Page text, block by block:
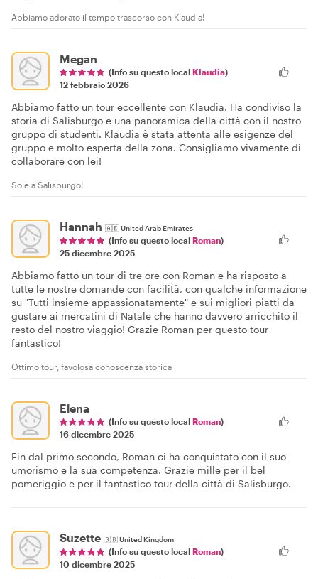
Abbiamo adorato il tempo trascorso con Klaudia!
Megan
(Info su questo local Klaudia)
12 febbraio 2026
Abbiamo fatto un tour eccellente con Klaudia. Ha condiviso la
storia di Salisburgo e una panoramica della città con il nostro
gruppo di studenti. Klaudia è stata attenta alle esigenze del
gruppo e molto esperta della zona. Consigliamo vivamente di
collaborare con lei!
Sole a Salisburgo!
Hannah 🇦🇪United Arab Emirates
(Info su questo local Roman)
25 dicembre 2025
Abbiamo fatto un tour di tre ore con Roman e ha risposto a
tutte le nostre domande con facilità, con qualche informazione
su "Tutti insieme appassionatamente" e sui migliori piatti da
gustare ai mercatini di Natale che hanno davvero arricchito il
resto del nostro viaggio! Grazie Roman per questo tour
fantastico!
Ottimo tour, favolosa conoscenza storica
Elena
(Info su questo local Roman)
16 dicembre 2025
Fin dal primo secondo, Roman ci ha conquistato con il suo
umorismo e la sua competenza. Grazie mille per il bel
pomeriggio e per il fantastico tour della città di Salisburgo.
Suzette 🇬🇧United Kingdom
(Info su questo local Roman)
10 dicembre 2025